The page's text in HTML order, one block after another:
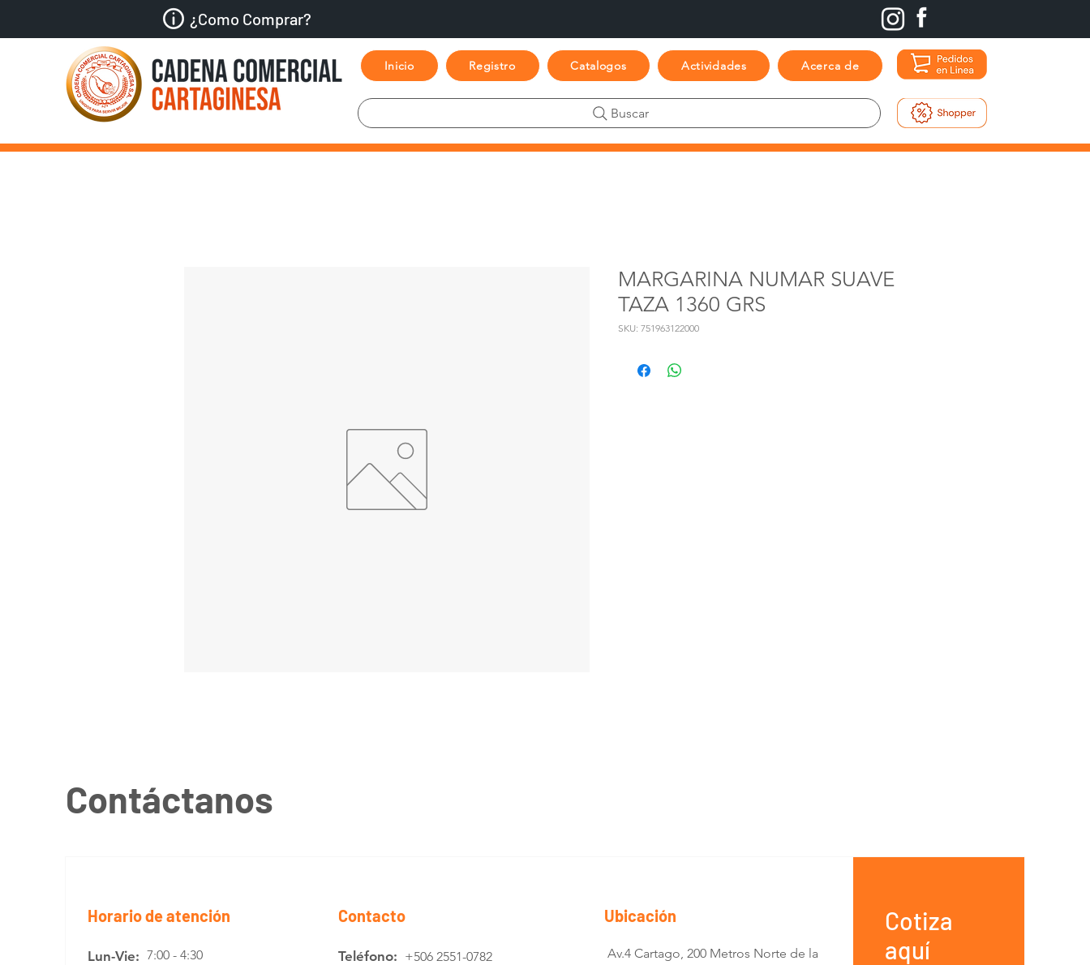
¿Como Comprar?
Inicio Registro Catalogos Actividades Acerca de
Buscar
MARGARINA NUMAR SUAVE
TAZA 1360 GRS
SKU: 751963122000
Contáctanos
Horario de atención
Lun-Vie: 7:00 - 4:30
Contacto
Teléfono: +506 2551-0782
Ubicación
Av.4 Cartago, 200 Metros Norte de la
Cotiza
aquí